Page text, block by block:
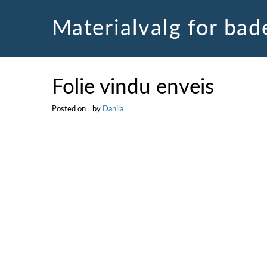
Materialvalg for
Folie vindu enveis
Posted on by Danila